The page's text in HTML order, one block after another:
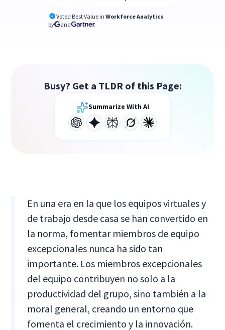
Voted Best Value in Workforce Analytics
by
and
Busy? Get a TLDR of this Page:
Summarize With AI
En una era en la que los equipos virtuales y
de trabajo desde casa se han convertido en
la norma, fomentar miembros de equipo
excepcionales nunca ha sido tan
importante. Los miembros excepcionales
del equipo contribuyen no solo a la
productividad del grupo, sino también a la
moral general, creando un entorno que
fomenta el crecimiento y la innovación.